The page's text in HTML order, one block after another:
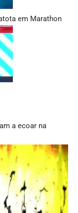
em Marathon
a ecoar na